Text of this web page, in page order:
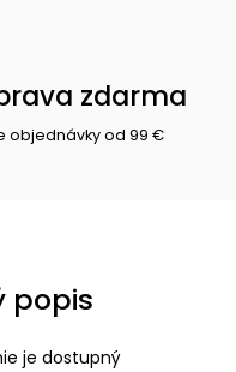
zdarma
objednávky od 99 €
popis
je dostupný